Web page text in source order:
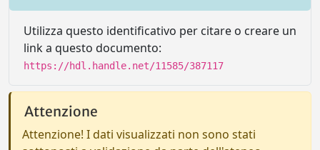
Utilizza questo identificativo per citare o creare un
link a questo documento:
https://hdl.handle.net/11585/387117
Attenzione
Attenzione! I dati visualizzati non sono stati